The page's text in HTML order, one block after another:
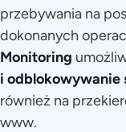
przebywania na
dokonanych
Monitoring
i
również na
www.